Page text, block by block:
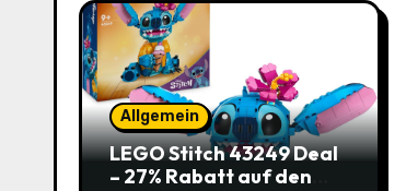
Allgemein
LEGO Stitch 43249 Deal
– 27% Rabatt auf den